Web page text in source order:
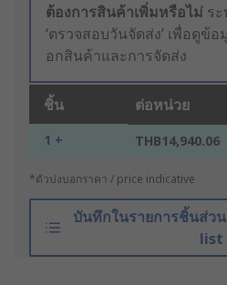
ต้องการสินค้าเพิ่มหรือไม่ ร
‘ตรวจสอบวันจัดส่ง’ เพื่อดูข้
อกสินค้าและการจัดส่ง
ชิ้น ต่อหน่วย
1 + THB14,940.06
*ตัวบ่งบอกราคา / price indicative
บันทึกในรายการชิ้นส่ว
list